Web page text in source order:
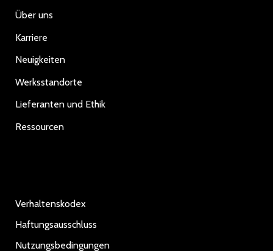
Über uns
Karriere
Neuigkeiten
Werksstandorte
Lieferanten und Ethik
Ressourcen
Verhaltenskodex
Haftungsausschluss
Nutzungsbedingungen